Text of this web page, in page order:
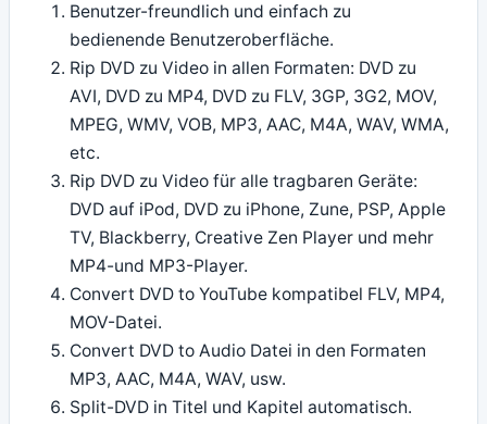
Benutzer-freundlich und einfach zu
bedienende Benutzeroberfläche.
Rip DVD zu Video in allen Formaten: DVD zu
AVI, DVD zu MP4, DVD zu FLV, 3GP, 3G2, MOV,
MPEG, WMV, VOB, MP3, AAC, M4A, WAV, WMA,
etc.
Rip DVD zu Video für alle tragbaren Geräte:
DVD auf iPod, DVD zu iPhone, Zune, PSP, Apple
TV, Blackberry, Creative Zen Player und mehr
MP4-und MP3-Player.
Convert DVD to YouTube kompatibel FLV, MP4,
MOV-Datei.
Convert DVD to Audio Datei in den Formaten
MP3, AAC, M4A, WAV, usw.
Split-DVD in Titel und Kapitel automatisch.